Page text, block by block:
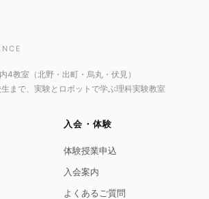
4教室（北野・出町・烏丸・伏見）
まで、実験とロボットで学ぶ理科実験教室
入会・体験
体験授業申込
入会案内
よくあるご質問